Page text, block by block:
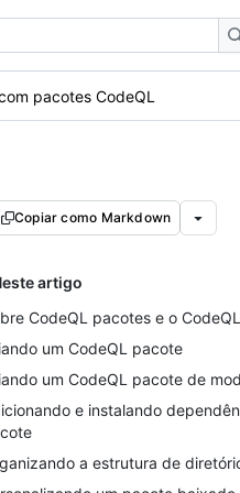
pacotes CodeQL
Copiar como Markdown
artigo
CodeQL pacotes e o
um CodeQL pacote
um CodeQL pacote de
e instalando
a estrutura de